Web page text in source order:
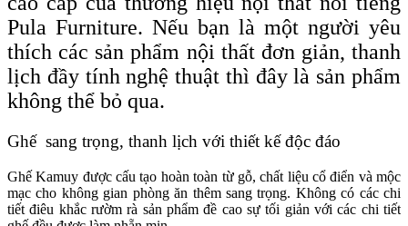
Pula Furniture. Nếu bạn là một người yêu
thích các sản phẩm nội thất đơn giản, thanh
lịch đầy tính nghệ thuật thì đây là sản phẩm
không thể bỏ qua.
Ghế sang trọng, thanh lịch với thiết kế độc đáo
Ghế Kamuy được cấu tạo hoàn toàn từ gỗ, chất liệu cổ điển và mộc
mạc cho không gian phòng ăn thêm sang trọng. Không có các chi
tiết điêu khắc rườm rà sản phẩm đề cao sự tối giản với các chi tiết